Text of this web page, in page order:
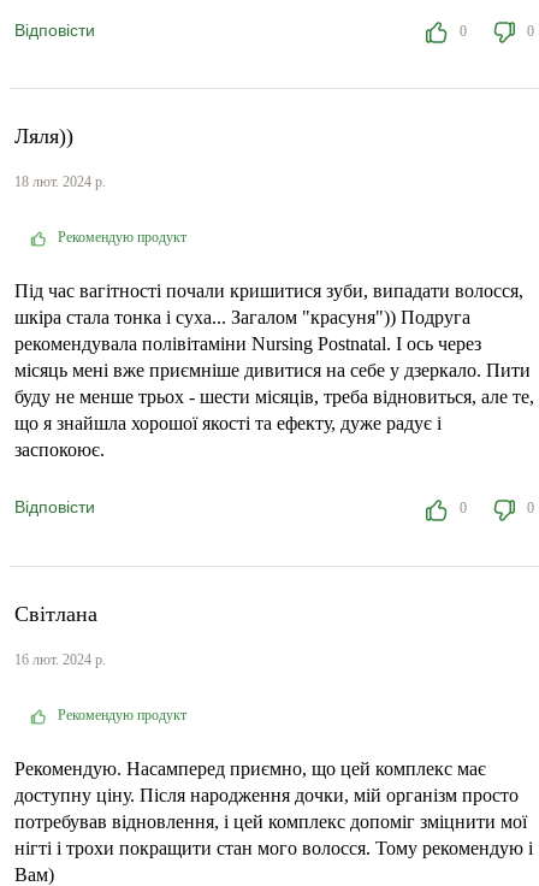
Відповісти 0 0
Ляля))
18 лют. 2024 р.
Рекомендую продукт
Під час вагітності почали кришитися зуби, випадати волосся,
шкіра стала тонка і суха... Загалом "красуня")) Подруга
рекомендувала полівітаміни Nursing Postnatal. І ось через
місяць мені вже приємніше дивитися на себе у дзеркало. Пити
буду не менше трьох - шести місяців, треба відновиться, але те,
що я знайшла хорошої якості та ефекту, дуже радує і
заспокоює.
Відповісти 0 0
Світлана
16 лют. 2024 р.
Рекомендую продукт
Рекомендую. Насамперед приємно, що цей комплекс має
доступну ціну. Після народження дочки, мій організм просто
потребував відновлення, і цей комплекс допоміг зміцнити мої
нігті і трохи покращити стан мого волосся. Тому рекомендую і
Вам)